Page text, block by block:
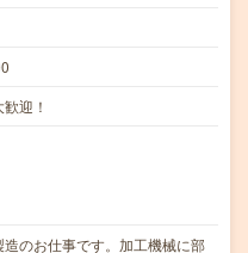
迎！
のお仕事です。加工機械に部